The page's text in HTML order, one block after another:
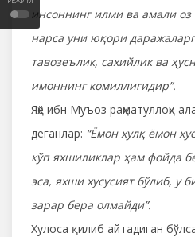
инсоннинг илми ва амали оз
нарса уни юқори
тавозеълик, сахийлик ва
имоннинг комиллигидир”.
Яҳё ибн Муъоз раҳматуллоҳи
деганлар: “Ёмон хулқ ёмон
кўп яхшиликлар ҳам фойда
эса, яхши хусусият бўлиб, у
зарар бера олмайди”.
Хулоса қилиб айтадиган